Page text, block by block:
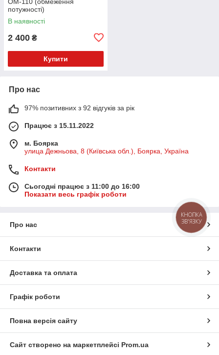
потужності)
В наявності
2 400 ₴
Купити
Про нас
97% позитивних з 92 відгуків за рік
Працює з 15.11.2022
м. Боярка
улица Дежньова, 8 (Київська обл.), Боярка, Україна
Контакти
Сьогодні працює з 11:00 до 16:00
Показати весь графік роботи
Про нас
Контакти
Доставка та оплата
Графік роботи
Повна версія сайту
Сайт створено на маркетплейсі Prom.ua
КНОПКА
ЗВ'ЯЗКУ